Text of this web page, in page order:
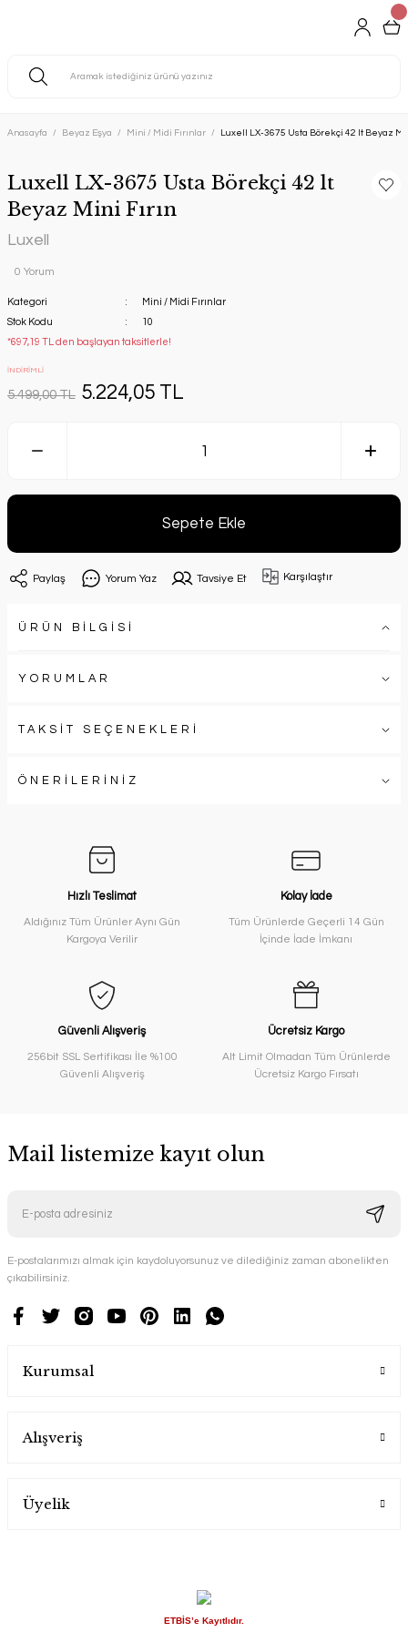
Anasayfa Beyaz Eşya Mini / Midi Fırınlar Luxell LX-3675 Usta Börekçi 42 lt Beyaz
Luxell LX-3675 Usta Börekçi 42 lt
Beyaz Mini Fırın
Luxell
0 Yorum
Kategori
Mini / Midi Fırınlar
Stok Kodu
10
*697,19 TL den başlayan taksitlerle!
İNDİRİMLİ
5.499,00 TL 5.224,05 TL
Sepete Ekle
Paylaş Yorum Yaz Tavsiye Et Karşılaştır
ÜRÜN BİLGİSİ
YORUMLAR
TAKSİT SEÇENEKLERİ
ÖNERİLERİNİZ
Hızlı Teslimat
Aldığınız Tüm Ürünler Aynı Gün
Kargoya Verilir
Kolay İade
Tüm Ürünlerde Geçerli 14 Gün
İçinde İade İmkanı
Güvenli Alışveriş
256bit SSL Sertifikası İle %100
Güvenli Alışveriş
Ücretsiz Kargo
Alt Limit Olmadan Tüm Ürünlerde
Ücretsiz Kargo Fırsatı
Mail listemize kayıt olun
E-postalarımızı almak için kaydoluyorsunuz ve dilediğiniz zaman abonelikten
çıkabilirsiniz.
Kurumsal
Alışveriş
Üyelik
ETBİS’e Kayıtlıdır.